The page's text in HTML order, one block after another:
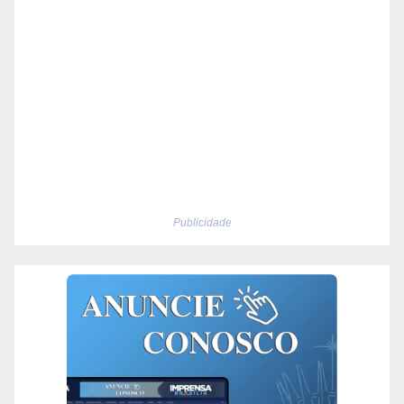
Publicidade